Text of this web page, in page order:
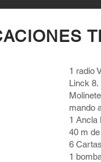
1 radio
Linck 8.
mando
1 Ancla
40 m
6
1